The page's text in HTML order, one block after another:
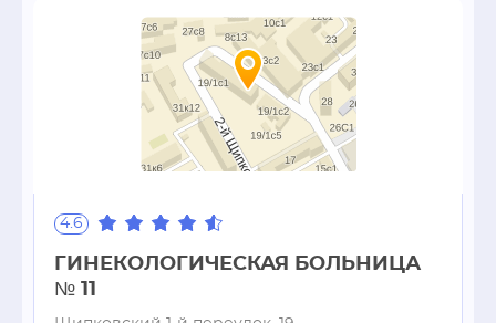
4.6
ГИНЕКОЛОГИЧЕСКАЯ БОЛЬНИЦА
№ 11